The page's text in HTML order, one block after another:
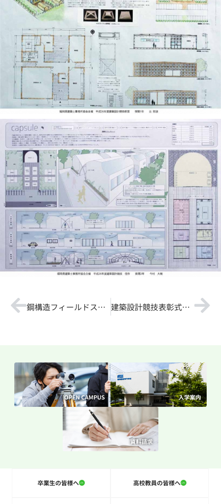
鋼構造フィールドスタディに参加しました！ 建築設計競技表彰式に行ってきました！
卒業生の皆様へ 高校教員の皆様へ